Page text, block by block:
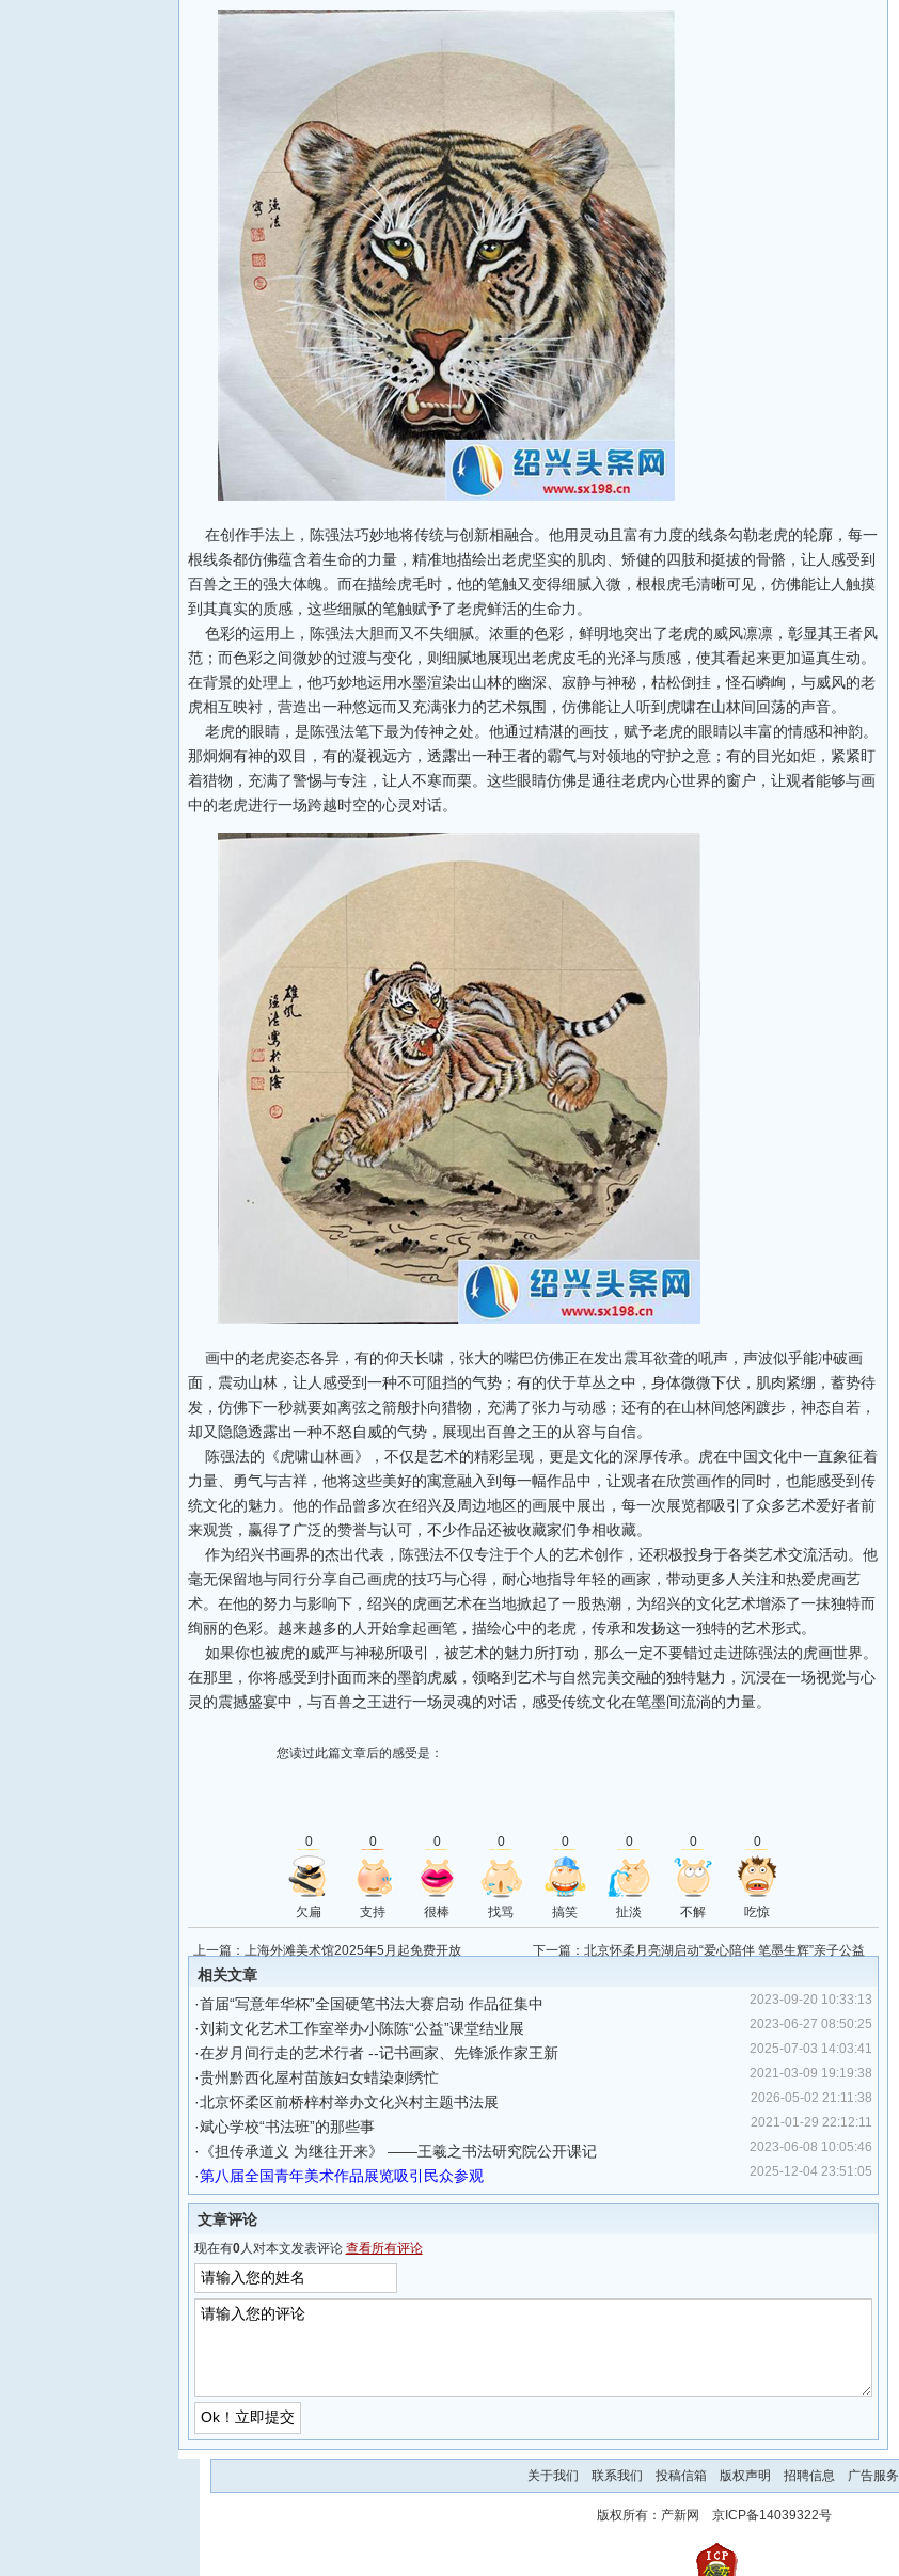
在创作手法上，陈强法巧妙地将传统与创新相融合。他用灵动且富有力度的线条勾勒老虎的轮廓，每一
根线条都仿佛蕴含着生命的力量，精准地描绘出老虎坚实的肌肉、矫健的四肢和挺拔的骨骼，让人感受到
百兽之王的强大体魄。而在描绘虎毛时，他的笔触又变得细腻入微，根根虎毛清晰可见，仿佛能让人触摸
到其真实的质感，这些细腻的笔触赋予了老虎鲜活的生命力。
色彩的运用上，陈强法大胆而又不失细腻。浓重的色彩，鲜明地突出了老虎的威风凛凛，彰显其王者风
范；而色彩之间微妙的过渡与变化，则细腻地展现出老虎皮毛的光泽与质感，使其看起来更加逼真生动。
在背景的处理上，他巧妙地运用水墨渲染出山林的幽深、寂静与神秘，枯松倒挂，怪石嶙峋，与威风的老
虎相互映衬，营造出一种悠远而又充满张力的艺术氛围，仿佛能让人听到虎啸在山林间回荡的声音。
老虎的眼睛，是陈强法笔下最为传神之处。他通过精湛的画技，赋予老虎的眼睛以丰富的情感和神韵。
那炯炯有神的双目，有的凝视远方，透露出一种王者的霸气与对领地的守护之意；有的目光如炬，紧紧盯
着猎物，充满了警惕与专注，让人不寒而栗。这些眼睛仿佛是通往老虎内心世界的窗户，让观者能够与画
中的老虎进行一场跨越时空的心灵对话。
画中的老虎姿态各异，有的仰天长啸，张大的嘴巴仿佛正在发出震耳欲聋的吼声，声波似乎能冲破画
面，震动山林，让人感受到一种不可阻挡的气势；有的伏于草丛之中，身体微微下伏，肌肉紧绷，蓄势待
发，仿佛下一秒就要如离弦之箭般扑向猎物，充满了张力与动感；还有的在山林间悠闲踱步，神态自若，
却又隐隐透露出一种不怒自威的气势，展现出百兽之王的从容与自信。
陈强法的《虎啸山林画》，不仅是艺术的精彩呈现，更是文化的深厚传承。虎在中国文化中一直象征着
力量、勇气与吉祥，他将这些美好的寓意融入到每一幅作品中，让观者在欣赏画作的同时，也能感受到传
统文化的魅力。他的作品曾多次在绍兴及周边地区的画展中展出，每一次展览都吸引了众多艺术爱好者前
来观赏，赢得了广泛的赞誉与认可，不少作品还被收藏家们争相收藏。
作为绍兴书画界的杰出代表，陈强法不仅专注于个人的艺术创作，还积极投身于各类艺术交流活动。他
毫无保留地与同行分享自己画虎的技巧与心得，耐心地指导年轻的画家，带动更多人关注和热爱虎画艺
术。在他的努力与影响下，绍兴的虎画艺术在当地掀起了一股热潮，为绍兴的文化艺术增添了一抹独特而
绚丽的色彩。越来越多的人开始拿起画笔，描绘心中的老虎，传承和发扬这一独特的艺术形式。
如果你也被虎的威严与神秘所吸引，被艺术的魅力所打动，那么一定不要错过走进陈强法的虎画世界。
在那里，你将感受到扑面而来的墨韵虎威，领略到艺术与自然完美交融的独特魅力，沉浸在一场视觉与心
灵的震撼盛宴中，与百兽之王进行一场灵魂的对话，感受传统文化在笔墨间流淌的力量。
您读过此篇文章后的感受是：
0 0 0 0 0 0 0 0
欠扁 支持 很棒 找骂 搞笑 扯淡 不解 吃惊
上一篇： 上海外滩美术馆2025年5月起免费开放 下一篇： 北京怀柔月亮湖启动“爱心陪伴 笔墨生辉”亲子公益
相关文章
·首届“写意年华杯”全国硬笔书法大赛启动 作品征集中 2023-09-20 10:33:13
·刘莉文化艺术工作室举办小陈陈“公益”课堂结业展 2023-06-27 08:50:25
·在岁月间行走的艺术行者 --记书画家、先锋派作家王新 2025-07-03 14:03:41
·贵州黔西化屋村苗族妇女蜡染刺绣忙 2021-03-09 19:19:38
·北京怀柔区前桥梓村举办文化兴村主题书法展 2026-05-02 21:11:38
·斌心学校“书法班”的那些事 2021-01-29 22:12:11
· 《担传承道义 为继往开来》 ——王羲之书法研究院公开课记 2023-06-08 10:05:46
·第八届全国青年美术作品展览吸引民众参观 2025-12-04 23:51:05
文章评论
现在有0人对本文发表评论 查看所有评论
关于我们 联系我们 投稿信箱 版权声明 招聘信息 广告服务
版权所有： 产新网 京ICP备14039322号